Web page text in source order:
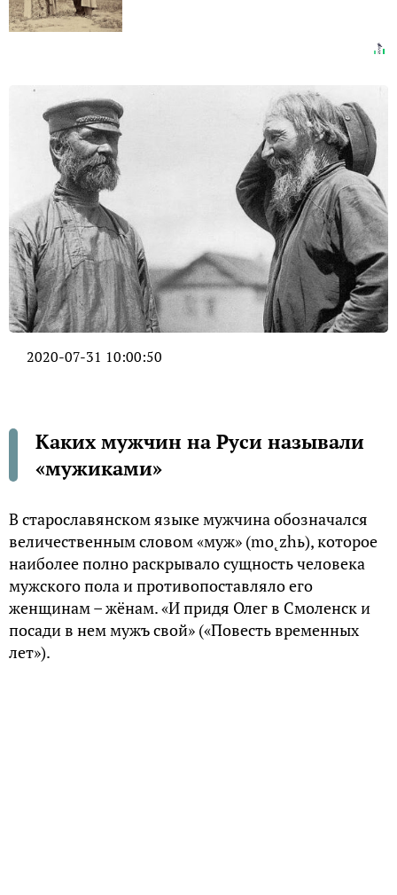
2020-07-31 10:00:50
Каких мужчин на Руси называли
«мужиками»
В старославянском языке мужчина обозначался
величественным словом «муж» (mo˛zhь), которое
наиболее полно раскрывало сущность человека
мужского пола и противопоставляло его
женщинам – жёнам. «И придя Олег в Смоленск и
посади в нем мужъ свой» («Повесть временных
лет»).